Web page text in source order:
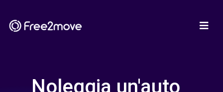
Noleggia un'auto